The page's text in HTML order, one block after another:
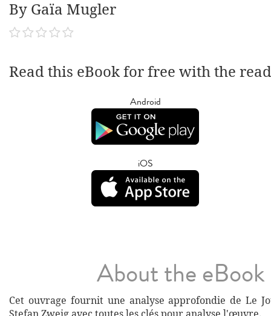
By Gaïa Mugler
Read this eBook for free with the
Android
iOS
About the eBook
Cet ouvrage fournit une analyse approfondie de Le